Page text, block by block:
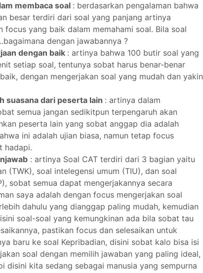
membaca soal : berdasarkan pengalaman bahwa
besar terdiri dari soal yang panjang artinya
focus yang baik dalam memahami soal. Bila soal
dengan jawabannya ?
dengan baik : artinya bahwa 100 butir soal yang
setiap soal, tentunya sobat harus benar-benar
dengan mengerjakan soal yang mudah dan yakin
suasana dari peserta lain : artinya dalam
semua jangan sedikitpun terpengaruh akan
peserta lain yang sobat anggap dia adalah
ini adalah ujian biasa, namun tetap focus
hadapi.
: artinya Soal CAT terdiri dari 3 bagian yaitu
(TWK), soal intelegensi umum (TIU), dan soal
sobat semua dapat mengerjakannya secara
saya adalah dengan focus mengerjakan soal
dahulu yang dianggap paling mudah, kemudian
soal-soal yang kemungkinan ada bila sobat tau
pastikan focus dan selesaikan untuk
baru ke soal Kepribadian, disini sobat kalo bisa isi
soal dengan memilih jawaban yang paling ideal,
disini kita sedang sebagai manusia yang sempurna